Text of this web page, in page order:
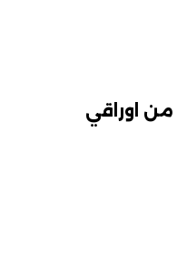
من اوراقي